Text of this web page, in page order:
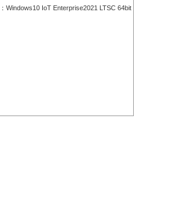
：Windows10 IoT Enterprise2021 LTSC 64bit